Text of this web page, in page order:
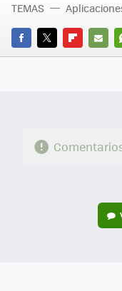
FACEBOOK
TWITTERFLIPBOARD
E-
TEMAS